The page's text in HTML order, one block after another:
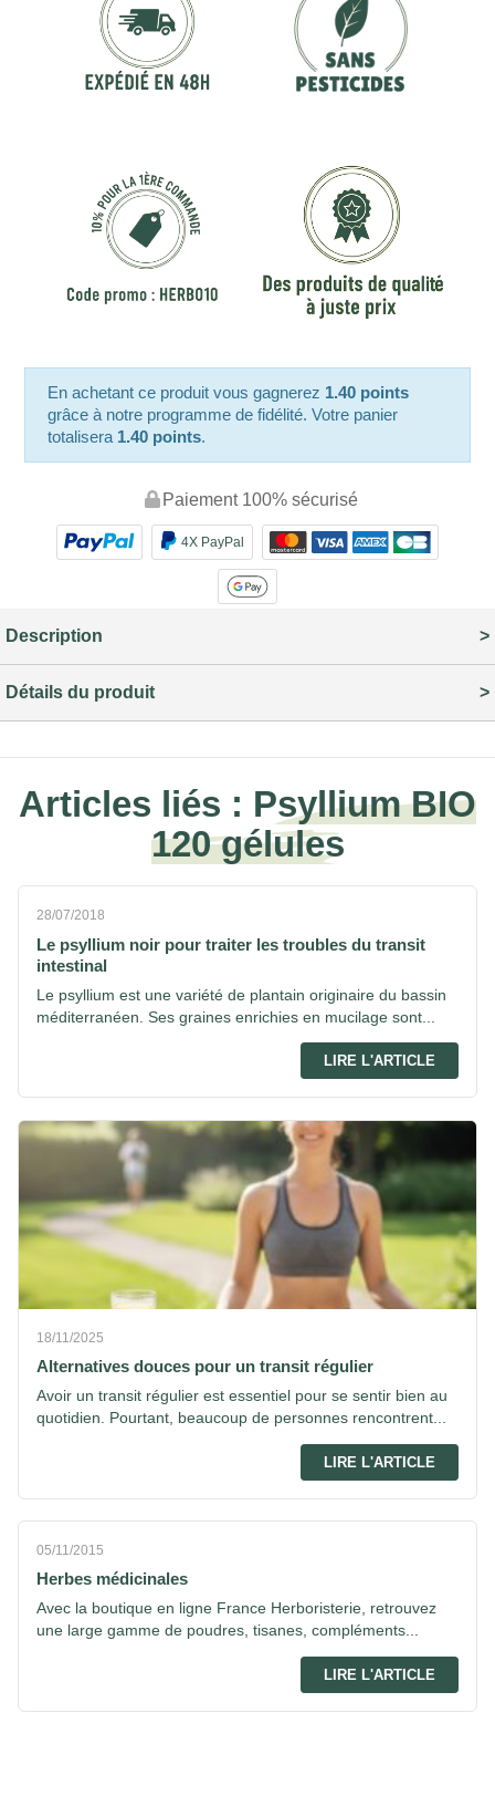
En achetant ce produit vous gagnerez 1.40 points
grâce à notre programme de fidélité. Votre panier
totalisera 1.40 points.
Paiement 100% sécurisé
4X PayPal
Description
Détails du produit
Articles liés : Psyllium BIO
120 gélules
28/07/2018
Le psyllium noir pour traiter les troubles du transit
intestinal
Le psyllium est une variété de plantain originaire du bassin
méditerranéen. Ses graines enrichies en mucilage sont...
LIRE L'ARTICLE
18/11/2025
Alternatives douces pour un transit régulier
Avoir un transit régulier est essentiel pour se sentir bien au
quotidien. Pourtant, beaucoup de personnes rencontrent...
LIRE L'ARTICLE
05/11/2015
Herbes médicinales
Avec la boutique en ligne France Herboristerie, retrouvez
une large gamme de poudres, tisanes, compléments...
LIRE L'ARTICLE